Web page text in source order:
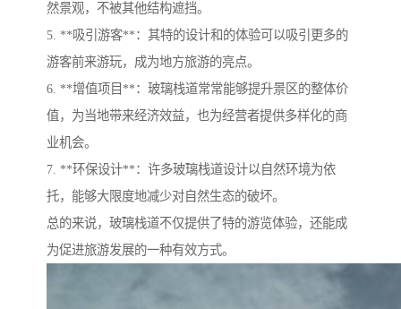
然景观，不被其他结构遮挡。
5. **吸引游客**：其特的设计和的体验可以吸引更多的
游客前来游玩，成为地方旅游的亮点。
6. **增值项目**：玻璃栈道常常能够提升景区的整体价
值，为当地带来经济效益，也为经营者提供多样化的商
业机会。
7. **环保设计**：许多玻璃栈道设计以自然环境为依
托，能够大限度地减少对自然生态的破坏。
总的来说，玻璃栈道不仅提供了特的游览体验，还能成
为促进旅游发展的一种有效方式。